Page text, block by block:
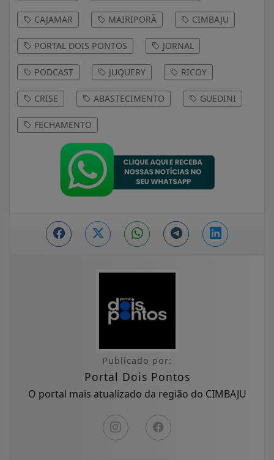
CAJAMAR MAIRIPORÃ CIMBAJU
PORTAL DOIS PONTOS JORNAL
PODCAST JUQUERY RICOY
CRISE ABASTECIMENTO GUEDINI
FECHAMENTO
Publicado por:
Portal Dois Pontos
O portal mais atualizado da região do CIMBAJU